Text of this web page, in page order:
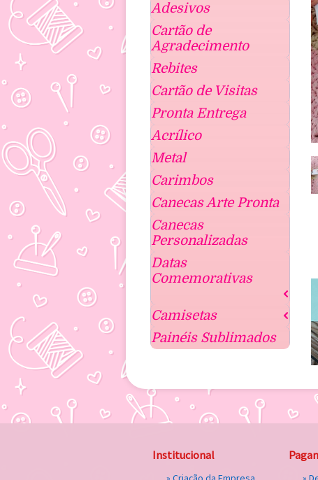
Adesivos
Cartão de
Agradecimento
Rebites
Cartão de Visitas
Pronta Entrega
Acrílico
Metal
Carimbos
Canecas Arte Pronta
Canecas
Personalizadas
Datas
Comemorativas
2
Camisetas 2
Painéis Sublimados
Institucional